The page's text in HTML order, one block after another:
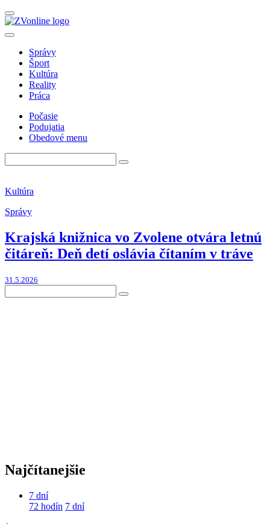
Správy
Šport
Kultúra
Reality
Práca
Počasie
Podujatia
Obedové menu
Kultúra
Správy
Krajská knižnica vo Zvolene otvára letnú
čitáreň: Deň detí oslávia čítaním v tráve
31.5.2026
Najčítanejšie
7 dní
72 hodín 7 dní